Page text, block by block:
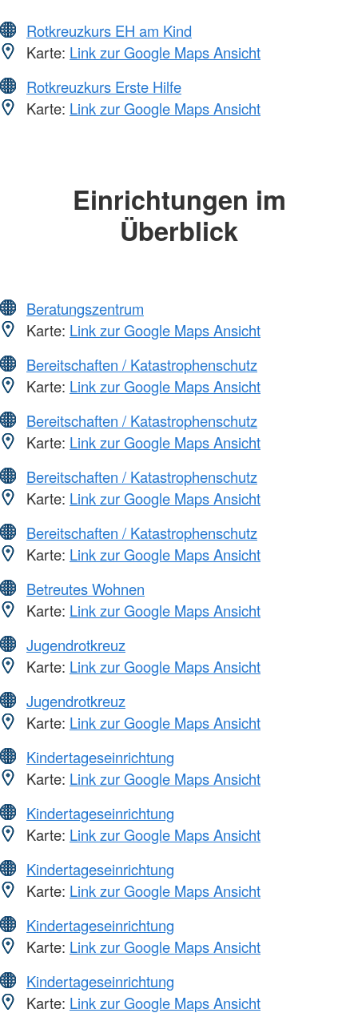
Rotkreuzkurs EH am Kind
Karte: Link zur Google Maps Ansicht
Rotkreuzkurs Erste Hilfe
Karte: Link zur Google Maps Ansicht
Einrichtungen im
Überblick
Beratungszentrum
Karte: Link zur Google Maps Ansicht
Bereitschaften / Katastrophenschutz
Karte: Link zur Google Maps Ansicht
Bereitschaften / Katastrophenschutz
Karte: Link zur Google Maps Ansicht
Bereitschaften / Katastrophenschutz
Karte: Link zur Google Maps Ansicht
Bereitschaften / Katastrophenschutz
Karte: Link zur Google Maps Ansicht
Betreutes Wohnen
Karte: Link zur Google Maps Ansicht
Jugendrotkreuz
Karte: Link zur Google Maps Ansicht
Jugendrotkreuz
Karte: Link zur Google Maps Ansicht
Kindertageseinrichtung
Karte: Link zur Google Maps Ansicht
Kindertageseinrichtung
Karte: Link zur Google Maps Ansicht
Kindertageseinrichtung
Karte: Link zur Google Maps Ansicht
Kindertageseinrichtung
Karte: Link zur Google Maps Ansicht
Kindertageseinrichtung
Karte: Link zur Google Maps Ansicht